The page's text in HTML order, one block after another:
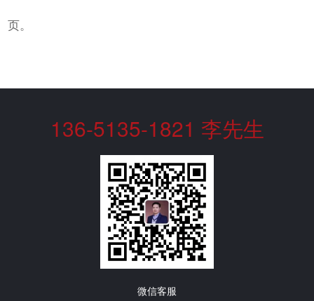
页。
136-5135-1821 李先生
微信客服